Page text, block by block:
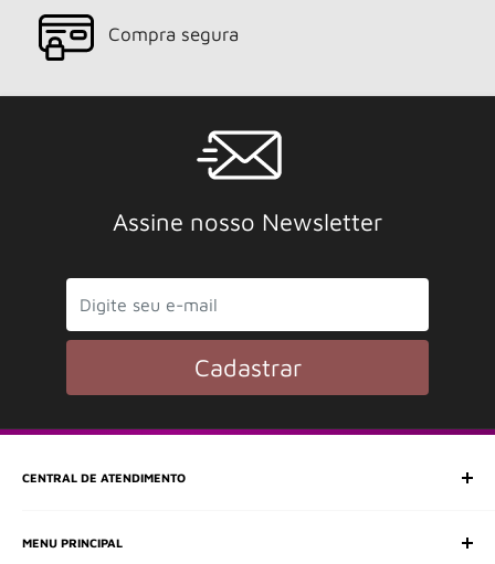
Compra segura
Assine nosso Newsletter
Cadastrar
CENTRAL DE ATENDIMENTO
E-mail: e-shop@frimusica.com
MENU PRINCIPAL